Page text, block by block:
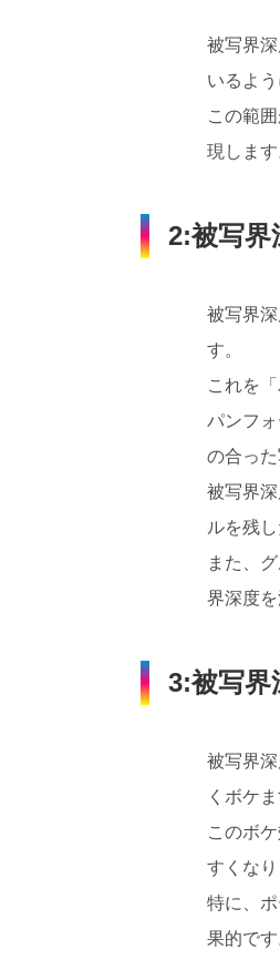
被写界
いるよ
この範
現します
2:被写界
被写界
す。
これを
パンフ
の合っ
被写界
ルを残
また、
界深度を
3:被写界
被写界
くボケま
このボ
すくなり
特に、
果的です